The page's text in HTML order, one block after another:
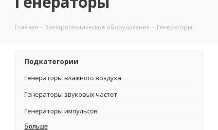
Главная - Электротехническое оборудование - Генераторы
Подкатегории
Генераторы влажного воздуха
Генераторы звуковых частот
Генераторы импульсов
Больше